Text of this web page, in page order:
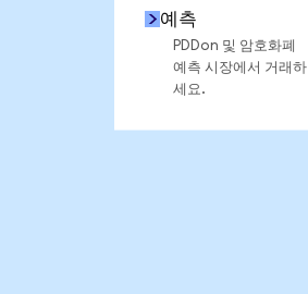
예측
PDDon 및 암호화폐
예측 시장에서 거래하
세요.